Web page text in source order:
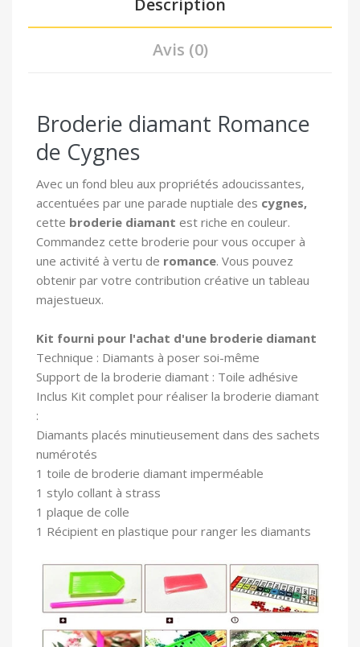
Avis (0)
Broderie diamant Romance
de Cygnes
Avec un fond bleu aux propriétés adoucissantes,
accentuées par une parade nuptiale des cygnes,
cette broderie diamant est riche en couleur.
Commandez cette broderie pour vous occuper à
une activité à vertu de romance. Vous pouvez
obtenir par votre contribution créative un tableau
majestueux.
Kit fourni pour l'achat d'une broderie diamant
Technique : Diamants à poser soi-même
Support de la broderie diamant : Toile adhésive
Inclus Kit complet pour réaliser la broderie diamant
:
Diamants placés minutieusement dans des sachets
numérotés
1 toile de broderie diamant imperméable
1 stylo collant à strass
1 plaque de colle
1 Récipient en plastique pour ranger les diamants